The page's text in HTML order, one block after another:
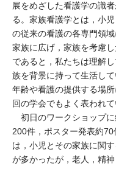
展をめざした看護学の識
る。家族看護学とは，小
の従来の看護の各専門領
家族に広げ，家族を考慮
であると，私たちは理解
族を背景に持って生活し
年齢や看護の提供する場
回の学会でもよく表われて
初日のワークショップ
200件，ポスター発表約
は，小児とその家族に関
が多かったが，老人，精